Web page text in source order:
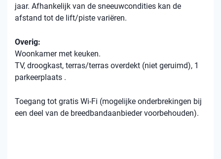
jaar. Afhankelijk van de sneeuwcondities kan de
afstand tot de lift/piste variëren.
Overig:
Woonkamer met keuken.
TV, droogkast, terras/terras overdekt (niet geruimd), 1
parkeerplaats .
Toegang tot gratis Wi-Fi (mogelijke onderbrekingen bij
een deel van de breedbandaanbieder voorbehouden).